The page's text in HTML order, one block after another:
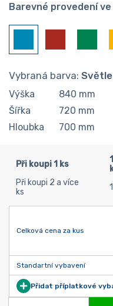
Barevné provedení
Vybraná barva: Světle
Výška 840 mm
Šířka
720 mm
Hloubka
700 mm
Při koupi 1 ks
Při koupi 2 a více
ks
Celková cena za kus
Standartní vybavení
Přidat příplatkové